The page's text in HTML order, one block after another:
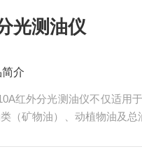
光测油仪
介
红外分光测油仪不仅适用
（矿物油）、动植物油及